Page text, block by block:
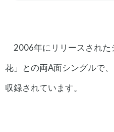
2006年にリリースされた
花」との両A面シングルで
収録されています。